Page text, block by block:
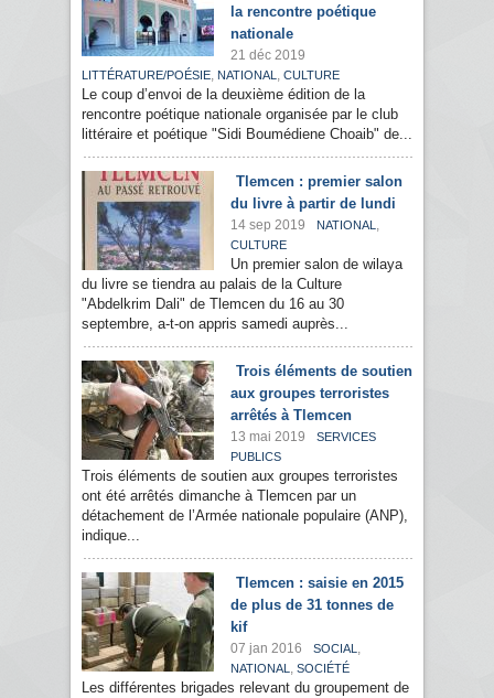
la rencontre poétique
nationale
21 déc 2019
LITTÉRATURE/POÉSIE, NATIONAL , CULTURE
Le coup d’envoi de la deuxième édition de la
rencontre poétique nationale organisée par le club
littéraire et poétique "Sidi Boumédiene Choaib" de...
Tlemcen : premier salon
du livre à partir de lundi
14 sep 2019 NATIONAL ,
CULTURE
Un premier salon de wilaya
du livre se tiendra au palais de la Culture
"Abdelkrim Dali" de Tlemcen du 16 au 30
septembre, a-t-on appris samedi auprès...
Trois éléments de soutien
aux groupes terroristes
arrêtés à Tlemcen
13 mai 2019
SERVICES
PUBLICS
Trois éléments de soutien aux groupes terroristes
ont été arrêtés dimanche à Tlemcen par un
détachement de l’Armée nationale populaire (ANP),
indique...
Tlemcen : saisie en 2015
de plus de 31 tonnes de
kif
07 jan 2016 SOCIAL ,
NATIONAL , SOCIÉTÉ
Les différentes brigades relevant du groupement de